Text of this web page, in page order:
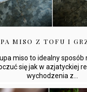
MISO Z TOFU I
miso to idealny sposób
się jak w azjatyckiej
wychodzenia z...